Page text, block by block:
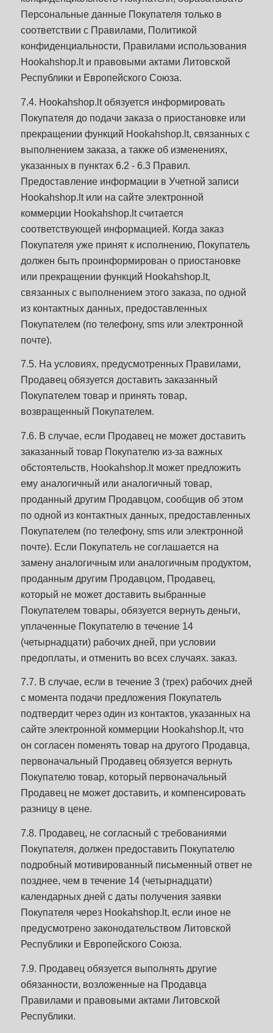
Персональные данные Покупателя только в
соответствии с Правилами, Политикой
конфиденциальности, Правилами использования
Hookahshop.lt и правовыми актами Литовской
Республики и Европейского Союза.
7.4. Hookahshop.lt обязуется информировать
Покупателя до подачи заказа о приостановке или
прекращении функций Hookahshop.lt, связанных с
выполнением заказа, а также об изменениях,
указанных в пунктах 6.2 - 6.3 Правил.
Предоставление информации в Учетной записи
Hookahshop.lt или на сайте электронной
коммерции Hookahshop.lt считается
соответствующей информацией. Когда заказ
Покупателя уже принят к исполнению, Покупатель
должен быть проинформирован о приостановке
или прекращении функций Hookahshop.lt,
связанных с выполнением этого заказа, по одной
из контактных данных, предоставленных
Покупателем (по телефону, sms или электронной
почте).
7.5. На условиях, предусмотренных Правилами,
Продавец обязуется доставить заказанный
Покупателем товар и принять товар,
возвращенный Покупателем.
7.6. В случае, если Продавец не может доставить
заказанный товар Покупателю из-за важных
обстоятельств, Hookahshop.lt может предложить
ему аналогичный или аналогичный товар,
проданный другим Продавцом, сообщив об этом
по одной из контактных данных, предоставленных
Покупателем (по телефону, sms или электронной
почте). Если Покупатель не соглашается на
замену аналогичным или аналогичным продуктом,
проданным другим Продавцом, Продавец,
который не может доставить выбранные
Покупателем товары, обязуется вернуть деньги,
уплаченные Покупателю в течение 14
(четырнадцати) рабочих дней, при условии
предоплаты, и отменить во всех случаях. заказ.
7.7. В случае, если в течение 3 (трех) рабочих дней
с момента подачи предложения Покупатель
подтвердит через один из контактов, указанных на
сайте электронной коммерции Hookahshop.lt, что
он согласен поменять товар на другого Продавца,
первоначальный Продавец обязуется вернуть
Покупателю товар, который первоначальный
Продавец не может доставить, и компенсировать
разницу в цене.
7.8. Продавец, не согласный с требованиями
Покупателя, должен предоставить Покупателю
подробный мотивированный письменный ответ не
позднее, чем в течение 14 (четырнадцати)
календарных дней с даты получения заявки
Покупателя через Hookahshop.lt, если иное не
предусмотрено законодательством Литовской
Республики и Европейского Союза.
7.9. Продавец обязуется выполнять другие
обязанности, возложенные на Продавца
Правилами и правовыми актами Литовской
Республики.